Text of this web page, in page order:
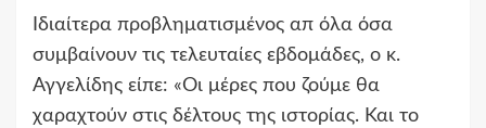
Ιδιαίτερα προβληματισμένος απ όλα όσα
συμβαίνουν τις τελευταίες εβδομάδες, ο κ.
Αγγελίδης είπε: «Οι μέρες που ζούμε θα
χαραχτούν στις δέλτους της ιστορίας. Και το